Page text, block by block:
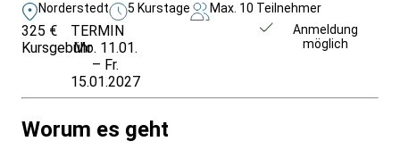
Norderstedt 5 Kurstage Max. 10 Teilnehmer
325 €
Kursgebühr
TERMIN
Mo. 11.01.
– Fr.
15.01.2027
Anmeldung
möglich
Worum es geht